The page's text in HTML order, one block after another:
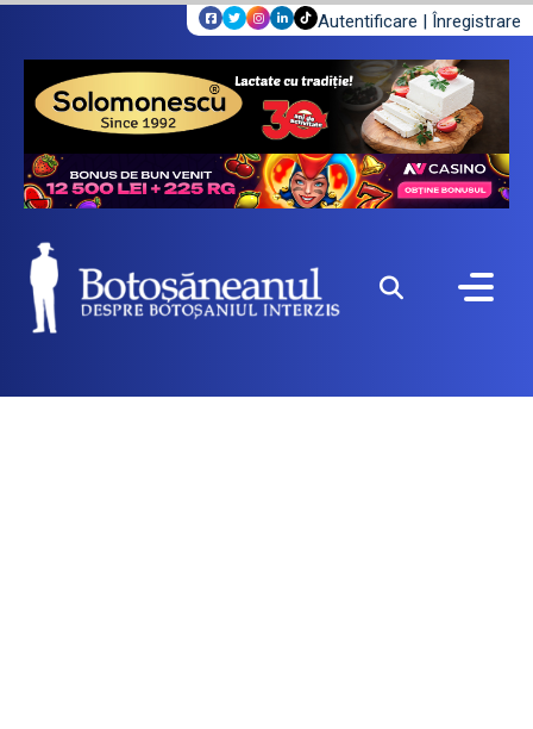
Autentificare | Înregistrare